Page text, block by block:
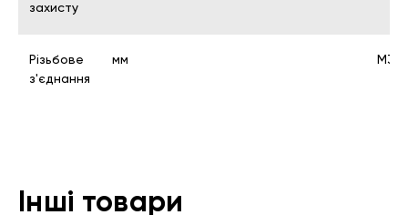
захисту
Різьбове
з'єднання
мм
Інші товари